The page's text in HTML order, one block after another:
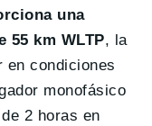
una
55 km WLTP, la
en condiciones
monofásico
2 horas en